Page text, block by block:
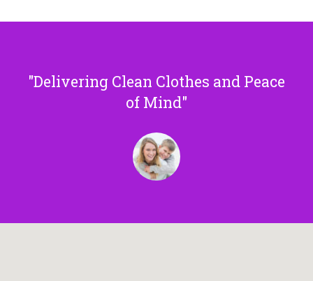
Delivering Clean Clothes and Peace
of Mind